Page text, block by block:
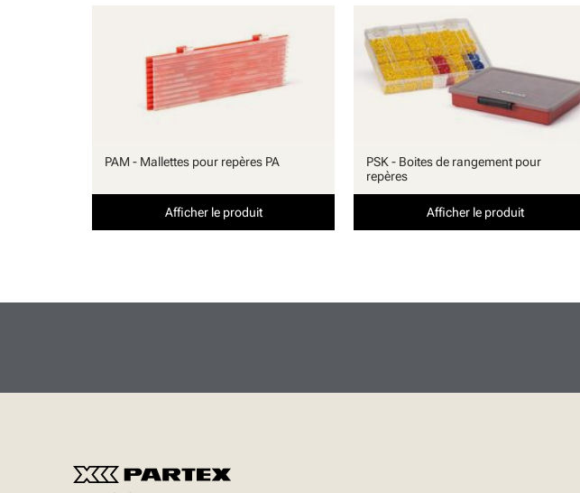
PAM - Mallettes pour repères PA
Afficher le produit
PSK - Boites de rangement pour
repères
Afficher le produit